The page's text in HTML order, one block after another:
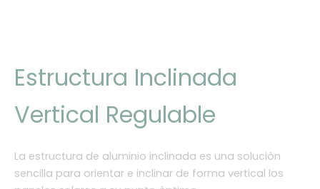
Estructura Inclinada
Vertical Regulable
La estructura de aluminio inclinada es una solución
sencilla para orientar e inclinar de forma vertical los